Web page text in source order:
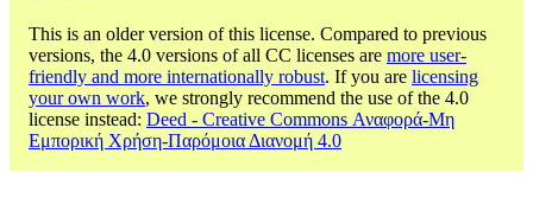
This is an older version of this license. Compared to previous
versions, the 4.0 versions of all CC licenses are more user-
friendly and more internationally robust. If you are licensing
your own work, we strongly recommend the use of the 4.0
license instead: Deed - Creative Commons Αναφορά-Μη
Εμπορική Χρήση-Παρόμοια Διανομή 4.0